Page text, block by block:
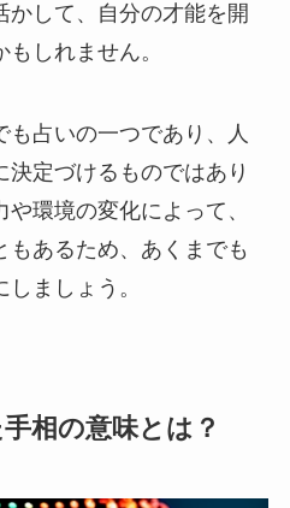
かして、自分の才能を開
しれません。
占いの一つであり、人
定づけるものではあり
環境の変化によって、
あるため、あくまでも
ましょう。
相の意味とは？